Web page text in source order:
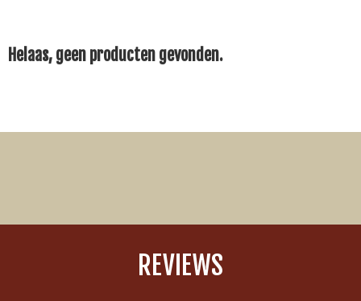
Helaas, geen producten gevonden.
REVIEWS